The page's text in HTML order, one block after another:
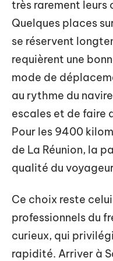
très rarement leurs
Quelques places
se réservent
requièrent une
mode de
au rythme du
escales et de faire
Pour les 9400
de La Réunion, la
qualité du
Ce choix reste
professionnels du
curieux, qui
rapidité. Arriver à